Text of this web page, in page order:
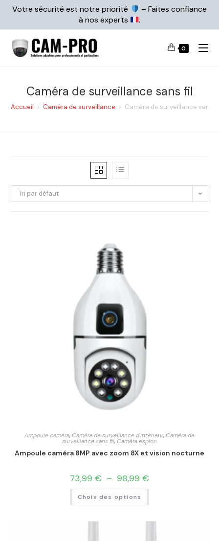
Votre sécurité est notre priorité
– Faites confiance
à nos experts
.
0
Caméra de surveillance sans fil
Accueil > Caméra de surveillance > Caméra de surveillance sans
Tri par défaut
Ampoule caméra, Caméra de surveillance d'intérieur, Caméra de
surveillance sans fil, Caméra espion
Ampoule caméra 8MP avec zoom 8X et vision nocturne
73,99 € – 98,99 €
Choix des options